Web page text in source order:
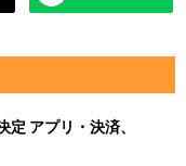
アプリ・決済、